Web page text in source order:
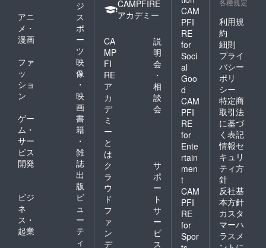
ジ
アニ
メ・
漫画
ス
ポ
ー
ツ
ファ
ッ
ショ
ン
映
像
・
映
画
ゲー
ム・
サー
ビス
開発
書
籍
・
雑
誌
出
版
ビジ
ネ
ス・
起業
ビ
ュ
ー
テ
ィ
CAMPFIRE
アカデミー
CA
MP
FI
RE
ア
カ
デ
ミ
ー
と
は
説
明
会
・
相
談
会
ク
ラ
ウ
ド
フ
ァ
ン
デ
サ
ポ
ー
ト
サ
ー
ビ
ス
CAM
PFI
RE
for
Soci
al
Goo
d
CAM
PFI
RE
for
Ente
rtain
men
t
CAM
PFI
RE
for
Spor
利用規
約
細則
プライ
バシー
ポリ
シー
特定商
取引法
に基づ
く表記
情報セ
キュリ
ティ方
針
反社基
本方針
カスタ
マーハ
ラスメ